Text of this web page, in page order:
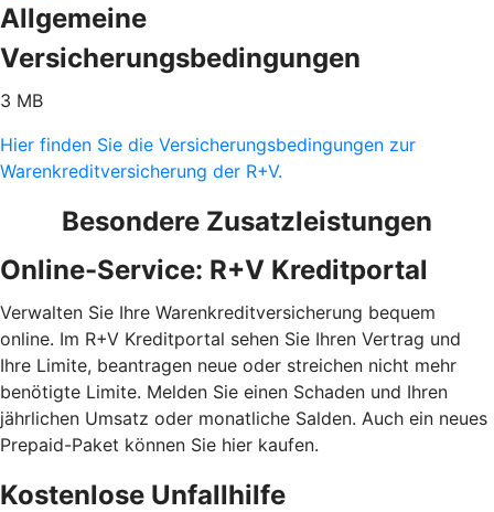
Allgemeine
Versicherungsbedingungen
3 MB
Hier finden Sie die Versicherungsbedingungen zur
Warenkreditversicherung der R+V.
Besondere Zusatzleistungen
Online-Service: R+V Kreditportal
Verwalten Sie Ihre Warenkreditversicherung bequem
online. Im R+V Kreditportal sehen Sie Ihren Vertrag und
Ihre Limite, beantragen neue oder streichen nicht mehr
benötigte Limite. Melden Sie einen Schaden und Ihren
jährlichen Umsatz oder monatliche Salden. Auch ein neues
Prepaid-Paket können Sie hier kaufen.
Kostenlose Unfallhilfe